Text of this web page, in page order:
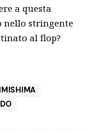
a questa
nello stringente
al flop?